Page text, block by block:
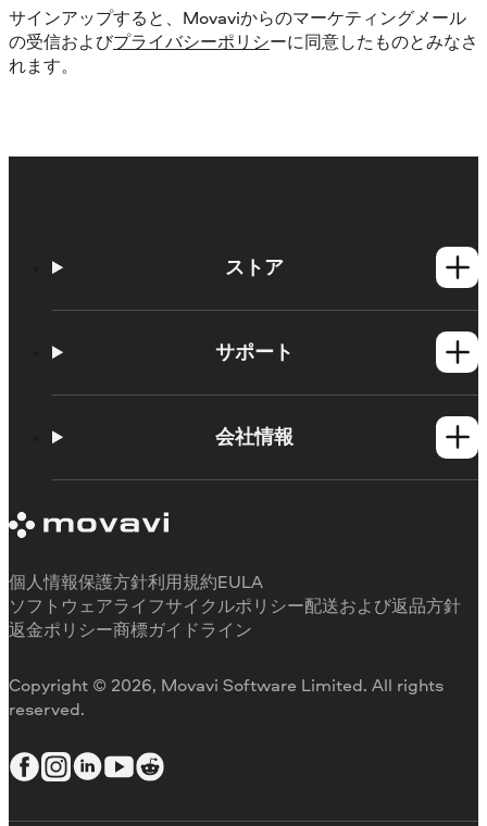
サインアップすると、Movaviからのマーケティングメール
の受信およびプライバシーポリシーに同意したものとみなさ
れます。
ストア
Mac製品
サポート
使い方
体験版の制約
払い戻し
会社情報
お客様の声
当社が選ばれる理由
Copyright © 2026, Movavi Software Limited. All rights
reserved.
個人情報保護方針利用規約EULA
ソフトウェアライフサイクルポリシー配送および返品方針
返金ポリシー商標ガイドライン